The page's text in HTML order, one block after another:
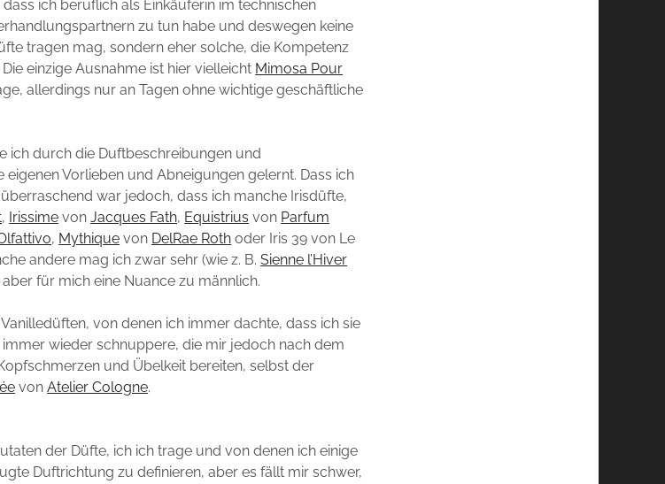
ich beruflich als Einkäuferin im technischen
zu tun habe und deswegen keine
tragen mag, sondern eher solche, die Kompetenz
einzige Ausnahme ist hier vielleicht Mimosa Pour
allerdings nur an Tagen ohne wichtige geschäftliche
ich durch die Duftbeschreibungen und
Vorlieben und Abneigungen gelernt. Dass ich
war jedoch, dass ich manche Irisdüfte,
, Irissime vonJacques Fath, Equistrius von Parfum
, Mythique von DelRae Roth oder Iris 39 von Le
andere mag ich zwar sehr (wie z. B.Sienne l’Hiver
aber für mich eine Nuance zu männlich.
von denen ich immer dachte, dass ich sie
wieder schnuppere, die mir jedoch nach dem
und Übelkeit bereiten, selbst der
vonAtelier Cologne.
der Düfte, ich ich trage und von denen ich einige
Duftrichtung zu definieren, aber es fällt mir schwer,